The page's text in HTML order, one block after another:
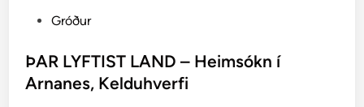
s
t
Gróður
ÞAR LYFTIST LAND – Heimsókn í
Arnanes, Kelduhverfi